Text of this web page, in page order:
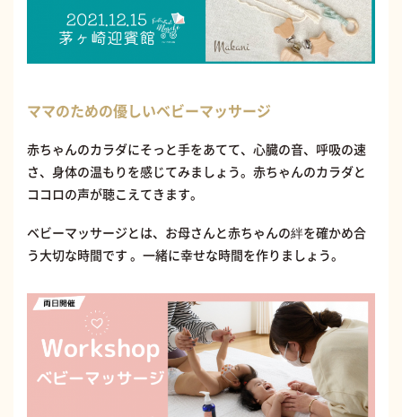
ママのための優しいベビーマッサージ
赤ちゃんのカラダにそっと手をあてて、心臓の音、呼吸の速
さ、身体の温もりを感じてみましょう。赤ちゃんのカラダと
ココロの声が聴こえてきます。
ベビーマッサージとは、お母さんと赤ちゃんの絆を確かめ合
う大切な時間です 。一緒に幸せな時間を作りましょう。